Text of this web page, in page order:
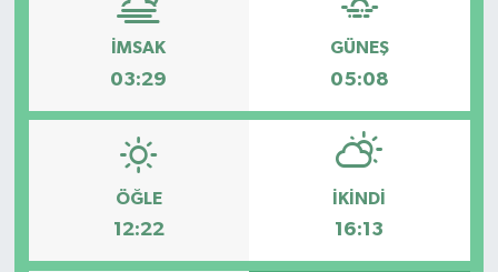
İMSAK
03:29
GÜNEŞ
05:08
ÖĞLE
12:22
İKINDI
16:13